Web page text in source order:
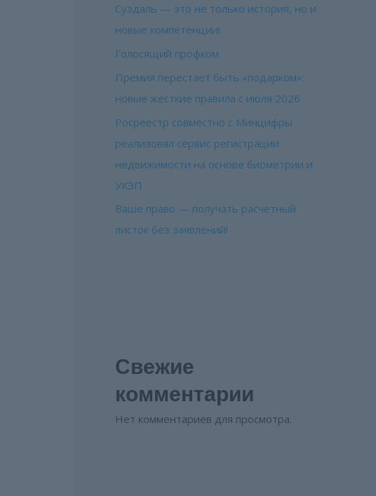
Суздаль — это не только история, но и
новые компетенции!
Голосящий профком
Премия перестает быть «подарком»:
новые жесткие правила с июля 2026
Росреестр совместно с Минцифры
реализовал сервис регистрации
недвижимости на основе биометрии и
УКЭП
Ваше право — получать расчетный
листок без заявлений!
Свежие
комментарии
Нет комментариев для просмотра.